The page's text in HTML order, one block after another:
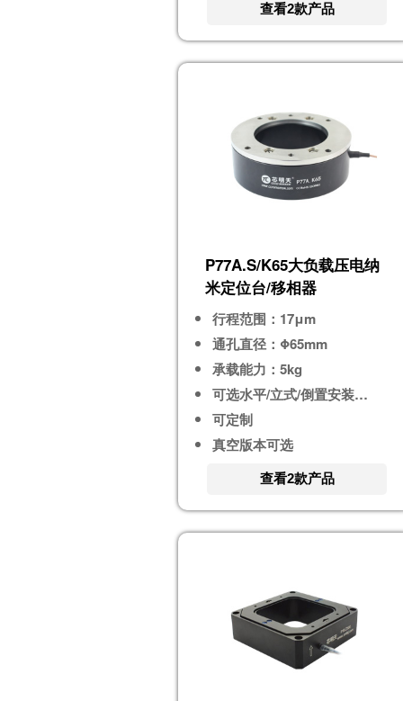
查看2款产品
P77A.S/K65大负载压电纳
米定位台/移相器
行程范围：17μm
通孔直径：Φ65mm
承载能力：5kg
可选水平/立式/倒置安装使用
可定制
真空版本可选
查看2款产品